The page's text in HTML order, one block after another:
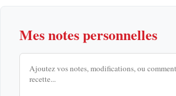
Mes notes personnelles